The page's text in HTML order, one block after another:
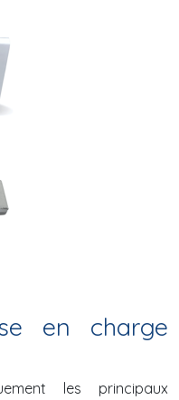
en charge
les principaux